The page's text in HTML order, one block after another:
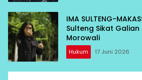
IMA SULTENG-
Sulteng Sikat
Morowali
Hukum 17 Juni 2026